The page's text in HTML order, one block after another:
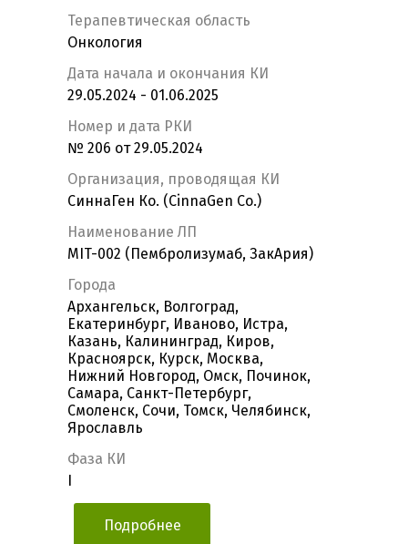
Терапевтическая область
Онкология
Дата начала и окончания КИ
29.05.2024 - 01.06.2025
Номер и дата РКИ
№ 206 от 29.05.2024
Организация, проводящая КИ
СиннаГен Ко. (CinnaGen Co.)
Наименование ЛП
MIT-002 (Пембролизумаб, ЗакАрия)
Города
Архангельск, Волгоград,
Екатеринбург, Иваново, Истра,
Казань, Калининград, Киров,
Красноярск, Курск, Москва,
Нижний Новгород, Омск, Починок,
Самара, Санкт-Петербург,
Смоленск, Сочи, Томск, Челябинск,
Ярославль
Фаза КИ
Подробнее